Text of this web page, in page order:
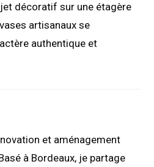
décoratif sur une étagère
artisanaux se
authentique et
et aménagement
à Bordeaux, je partage